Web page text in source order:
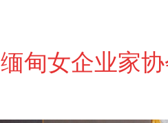
缅甸女企业家